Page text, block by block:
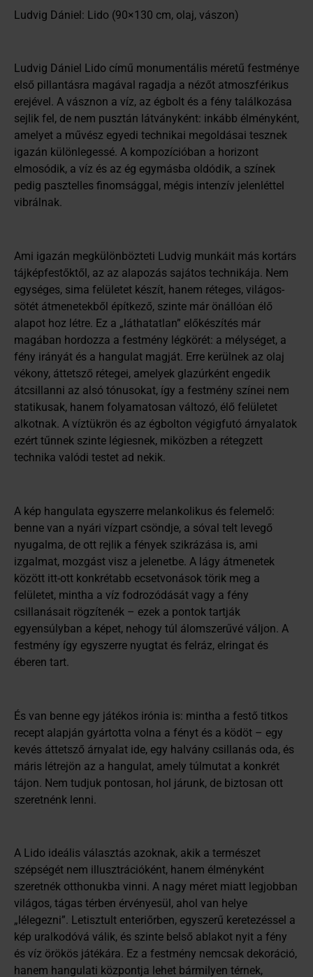
Ludvig Dániel: Lido (90×130 cm, olaj, vászon)
Ludvig Dániel Lido című monumentális méretű festménye
első pillantásra magával ragadja a nézőt atmoszférikus
erejével. A vásznon a víz, az égbolt és a fény találkozása
sejlik fel, de nem pusztán látványként: inkább élményként,
amelyet a művész egyedi technikai megoldásai tesznek
igazán különlegessé. A kompozícióban a horizont
elmosódik, a víz és az ég egymásba oldódik, a színek
pedig pasztelles finomsággal, mégis intenzív jelenléttel
vibrálnak.
Ami igazán megkülönbözteti Ludvig munkáit más kortárs
tájképfestőktől, az az alapozás sajátos technikája. Nem
egységes, sima felületet készít, hanem réteges, világos-
sötét átmenetekből építkező, szinte már önállóan élő
alapot hoz létre. Ez a „láthatatlan” előkészítés már
magában hordozza a festmény légkörét: a mélységet, a
fény irányát és a hangulat magját. Erre kerülnek az olaj
vékony, áttetsző rétegei, amelyek glazúrként engedik
átcsillanni az alsó tónusokat, így a festmény színei nem
statikusak, hanem folyamatosan változó, élő felületet
alkotnak. A víztükrön és az égbolton végigfutó árnyalatok
ezért tűnnek szinte légiesnek, miközben a rétegzett
technika valódi testet ad nekik.
A kép hangulata egyszerre melankolikus és felemelő:
benne van a nyári vízpart csöndje, a sóval telt levegő
nyugalma, de ott rejlik a fények szikrázása is, ami
izgalmat, mozgást visz a jelenetbe. A lágy átmenetek
között itt-ott konkrétabb ecsetvonások törik meg a
felületet, mintha a víz fodrozódását vagy a fény
csillanásait rögzítenék – ezek a pontok tartják
egyensúlyban a képet, nehogy túl álomszerűvé váljon. A
festmény így egyszerre nyugtat és felráz, elringat és
éberen tart.
És van benne egy játékos irónia is: mintha a festő titkos
recept alapján gyártotta volna a fényt és a ködöt – egy
kevés áttetsző árnyalat ide, egy halvány csillanás oda, és
máris létrejön az a hangulat, amely túlmutat a konkrét
tájon. Nem tudjuk pontosan, hol járunk, de biztosan ott
szeretnénk lenni.
A Lido ideális választás azoknak, akik a természet
szépségét nem illusztrációként, hanem élményként
szeretnék otthonukba vinni. A nagy méret miatt legjobban
világos, tágas térben érvényesül, ahol van helye
„lélegezni”. Letisztult enteriőrben, egyszerű keretezéssel a
kép uralkodóvá válik, és szinte belső ablakot nyit a fény
és víz örökös játékára. Ez a festmény nemcsak dekoráció,
hanem hangulati központja lehet bármilyen térnek,